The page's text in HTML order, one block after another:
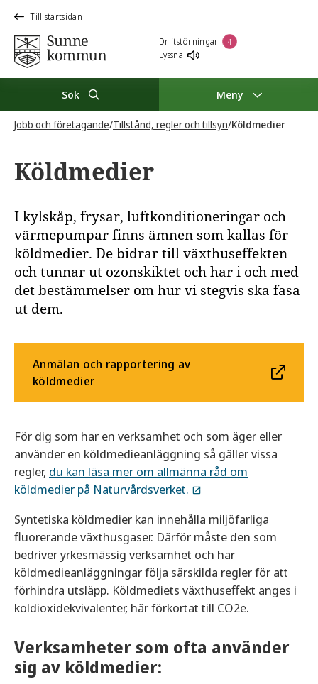
Till startsidan
Driftstörningar 4
Lyssna
Sök Meny
Jobb och företagande/Tillstånd, regler och tillsyn/Köldmedier
Köldmedier
I kylskåp, frysar, luftkonditioneringar och
värmepumpar finns ämnen som kallas för
köldmedier. De bidrar till växthuseffekten
och tunnar ut ozonskiktet och har i och med
det bestämmelser om hur vi stegvis ska fasa
ut dem.
Anmälan och rapportering av
köldmedier
För dig som har en verksamhet och som äger eller
använder en köldmedieanläggning så gäller vissa
regler, du kan läsa mer om allmänna råd om
köldmedier på Naturvårdsverket.
Syntetiska köldmedier kan innehålla miljöfarliga
fluorerande växthusgaser. Därför måste den som
bedriver yrkesmässig verksamhet och har
köldmedieanläggningar följa särskilda regler för att
förhindra utsläpp. Köldmediets växthuseffekt anges i
koldioxidekvivalenter, här förkortat till CO2e.
Verksamheter som ofta använder
sig av köldmedier: